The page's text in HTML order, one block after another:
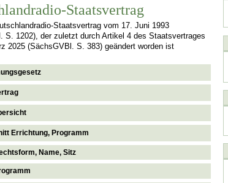
Staatsvertrag
Staatsvertrag vom 17. Juni 1993
S. 1202), der zuletzt durch Artikel 4 des Staatsvertrages
2025 (SächsGVBl. S. 383) geändert worden ist
Errichtung, Programm
Name, Sitz